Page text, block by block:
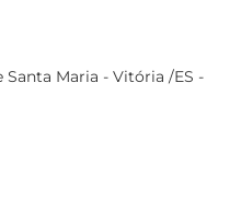
Santa Maria - Vitória /ES -